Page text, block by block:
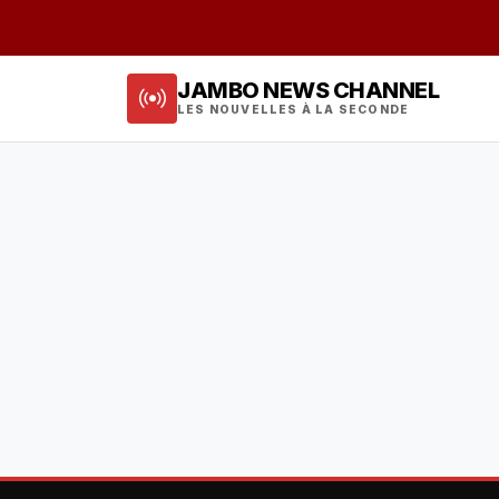
JAMBO NEWS CHANNEL
LES NOUVELLES À LA SECONDE